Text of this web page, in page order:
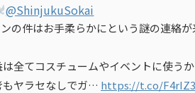
@ShinjukuSokai
の件はお手柔らかにという謎の連絡
全てコスチュームやイベントに使う
もヤラセなしでガ… https://t.co/